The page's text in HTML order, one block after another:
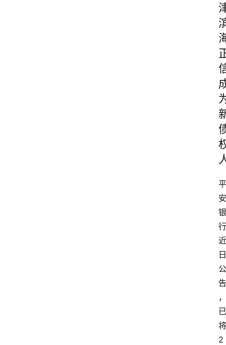
平
安
银
行
近
日
公
告
，
已
将
2